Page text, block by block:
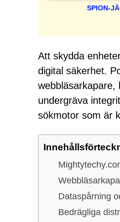
SPION-
Att skydda
digital säkerhet.
undergräva
sökmotor som är
Dataspårning
Bedrägliga